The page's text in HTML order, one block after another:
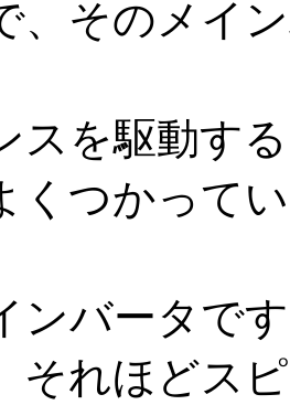
、そのメイ
スを駆動す
くつかって
ンバータで
それほどス